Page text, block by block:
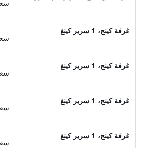
غرفة كينج، 1 سرير كينغ
غرفة كينج، 1 سرير كينغ
غرفة كينج، 1 سرير كينغ
غرفة كينج، 1 سرير كينغ